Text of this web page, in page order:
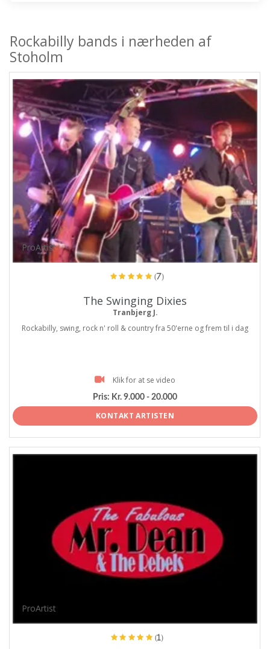
Rockabilly bands i nærheden af
Stoholm
ProArtist
(7)
The Swinging Dixies
Tranbjerg J.
Rockabilly, swing, rock n' roll & country fra 50'erne og frem til i dag
Klik for at se video
Pris: Kr. 9.000 - 20.000
KONTAKT ARTISTEN
ProArtist
(1)